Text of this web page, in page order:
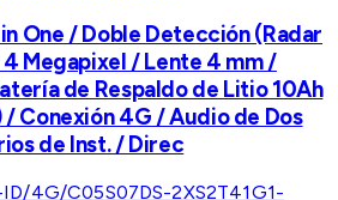
One / Doble Detección (Radar
4 Megapixel / Lente 4 mm /
de Respaldo de Litio 10Ah
/ Conexión 4G / Audio de Dos
de Inst. / Direc
ID/4G/C05S07DS-2XS2T41G1-